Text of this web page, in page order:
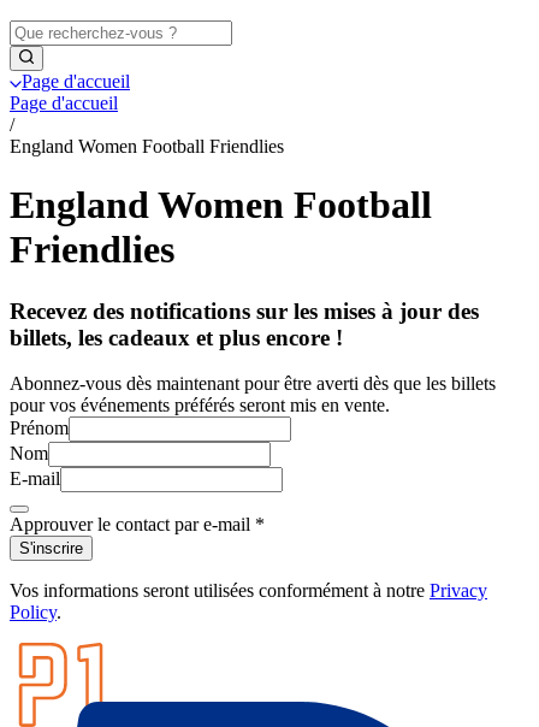
Page d'accueil
Page d'accueil
/
England Women Football Friendlies
England Women Football
Friendlies
Recevez des notifications sur les mises à jour des
billets, les cadeaux et plus encore !
Abonnez-vous dès maintenant pour être averti dès que les billets
pour vos événements préférés seront mis en vente.
Prénom
Nom
E-mail
Approuver le contact par e-mail *
S'inscrire
Vos informations seront utilisées conformément à notre Privacy
Policy.